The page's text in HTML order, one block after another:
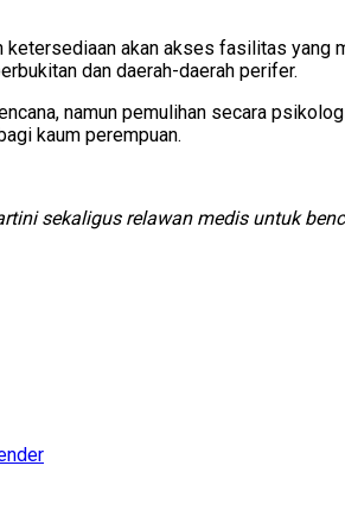
akan akses fasilitas
dan daerah-daerah perifer.
namun pemulihan secara
kaum perempuan.
sekaligus relawan medis untuk